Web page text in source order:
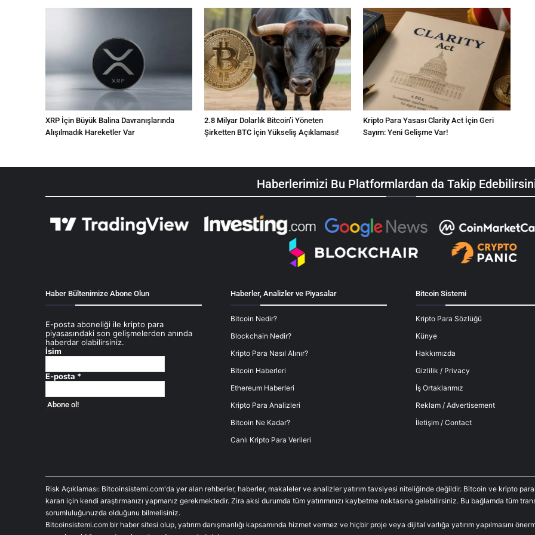
XRP İçin Büyük Balina Davranışlarında
Alışılmadık Hareketler Var
2.8 Milyar Dolarlık Bitcoin’i Yöneten
Şirketten BTC İçin Yükseliş Açıklaması!
Kripto Para Yasası Clarity Act İçin Geri
Sayım: Yeni Gelişme Var!
Haberlerimizi Bu Platformlardan da Takip
Haber Bültenimize Abone Olun
E-posta aboneliği ile kripto para
piyasasındaki son gelişmelerden anında
haberdar olabilirsiniz.
İsim
E-posta *
Haberler, Analizler ve Piyasalar
Bitcoin Nedir?
Blockchain Nedir?
Kripto Para Nasıl Alınır?
Bitcoin Haberleri
Ethereum Haberleri
Kripto Para Analizleri
Bitcoin Ne Kadar?
Canlı Kripto Para Verileri
Bitcoin Sistemi
Kripto Para Sözlüğü
Künye
Hakkımızda
Gizlilik / Privacy
İş Ortaklarımız
Reklam / Advertisement
İletişim / Contact
Risk Açıklaması: Bitcoinsistemi.com'da yer alan rehberler, haberler, makaleler ve analizler yatırım tavsiyesi niteliğinde değildir. Bitcoin ve kripto
kararı için kendi araştırmanızı yapmanız gerekmektedir. Zira aksi durumda tüm yatırımınızı kaybetme noktasına gelebilirsiniz. Bu bağlamda tüm
sorumluluğunuzda olduğunu bilmelisiniz.
Bitcoinsistemi.com bir haber sitesi olup, yatırım danışmanlığı kapsamında hizmet vermez ve hiçbir proje veya dijital varlığa yatırım yapılmasını